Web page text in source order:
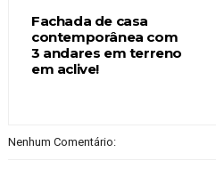
Fachada de casa
contemporânea com
3 andares em terreno
em aclive!
Nenhum Comentário: